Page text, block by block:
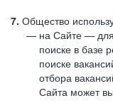
7. Общество
на Сайте —
поиске в базе
поиске
отбора
Сайта может